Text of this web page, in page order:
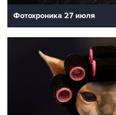
Фотохроника 27 июля